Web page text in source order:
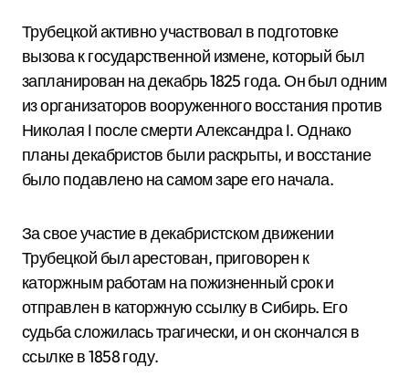
Трубецкой активно участвовал в подготовке
вызова к государственной измене, который был
запланирован на декабрь 1825 года. Он был одним
из организаторов вооруженного восстания против
Николая I после смерти Александра I. Однако
планы декабристов были раскрыты, и восстание
было подавлено на самом заре его начала.
За свое участие в декабристском движении
Трубецкой был арестован, приговорен к
каторжным работам на пожизненный срок и
отправлен в каторжную ссылку в Сибирь. Его
судьба сложилась трагически, и он скончался в
ссылке в 1858 году.